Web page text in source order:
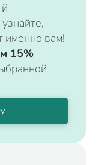
именно вам!
15%